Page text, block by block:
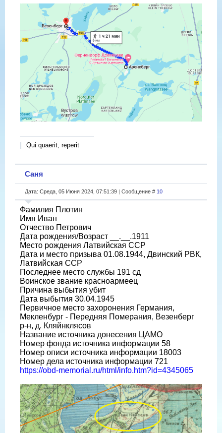
Qui quaerit, reperit
Саня
Дата: Среда, 05 Июня 2024, 07:51:39 | Сообщение # 10
Фамилия Плотин
Имя Иван
Отчество Петрович
Дата рождения/Возраст __.__.1911
Место рождения Латвийская ССР
Дата и место призыва 01.08.1944, Двинский РВК,
Латвийская ССР
Последнее место службы 191 сд
Воинское звание красноармеец
Причина выбытия убит
Дата выбытия 30.04.1945
Первичное место захоронения Германия,
Мекленбург - Передняя Померания, Везенберг
р-н, д. Кляйнклясов
Название источника донесения ЦАМО
Номер фонда источника информации 58
Номер описи источника информации 18003
Номер дела источника информации 721
https://obd-memorial.ru/html/info.htm?id=4345065